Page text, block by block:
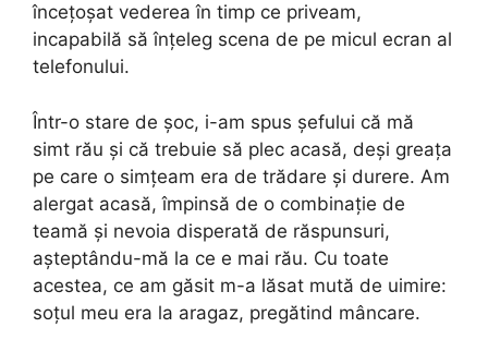
încețoșat vederea în timp ce priveam,
incapabilă să înțeleg scena de pe micul ecran al
telefonului.
Într-o stare de șoc, i-am spus șefului că mă
simt rău și că trebuie să plec acasă, deși greața
pe care o simțeam era de trădare și durere. Am
alergat acasă, împinsă de o combinație de
teamă și nevoia disperată de răspunsuri,
așteptându-mă la ce e mai rău. Cu toate
acestea, ce am găsit m-a lăsat mută de uimire:
soțul meu era la aragaz, pregătind mâncare.